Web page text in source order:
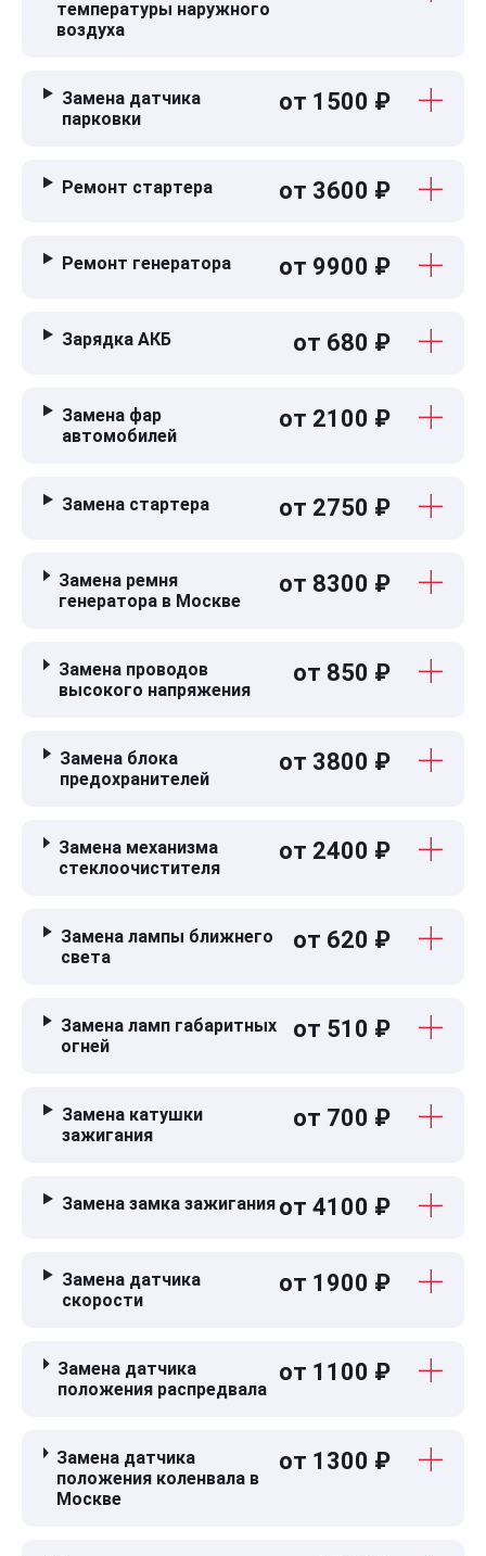
температуры наружного
воздуха
Замена датчика
парковки
от 1500 ₽
Ремонт стартера от 3600 ₽
Ремонт генератора от 9900 ₽
Зарядка АКБ от 680 ₽
Замена фар
автомобилей
от 2100 ₽
Замена стартера от 2750 ₽
Замена ремня
генератора в Москве
от 8300 ₽
Замена проводов
высокого напряжения
от 850 ₽
Замена блока
предохранителей
от 3800 ₽
Замена механизма
стеклоочистителя
от 2400 ₽
Замена лампы ближнего
света
от 620 ₽
Замена ламп габаритных
огней
от 510 ₽
Замена катушки
зажигания
от 700 ₽
Замена замка зажигания от 4100 ₽
Замена датчика
скорости
от 1900 ₽
Замена датчика
положения распредвала
от 1100 ₽
Замена датчика
положения коленвала в
Москве
от 1300 ₽